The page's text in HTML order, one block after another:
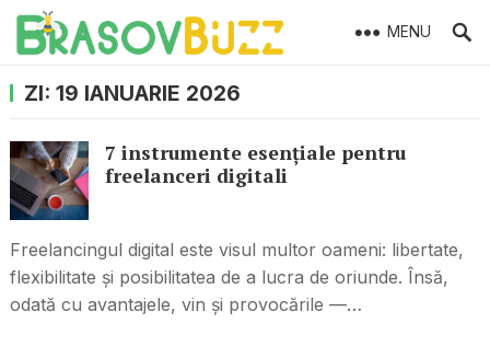
MENU
ZI: 19 IANUARIE 2026
7 instrumente esențiale pentru
freelanceri digitali
Freelancingul digital este visul multor oameni: libertate,
flexibilitate și posibilitatea de a lucra de oriunde. Însă,
odată cu avantajele, vin și provocările —…